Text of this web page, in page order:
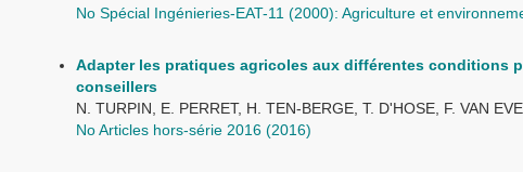
No Spécial Ingénieries-EAT-11 (2000): Agriculture et
Adapter les pratiques agricoles aux différentes
conseillers
N. TURPIN, E. PERRET, H. TEN-BERGE, T. D'HOSE, F. VAN
No Articles hors-série 2016 (2016)